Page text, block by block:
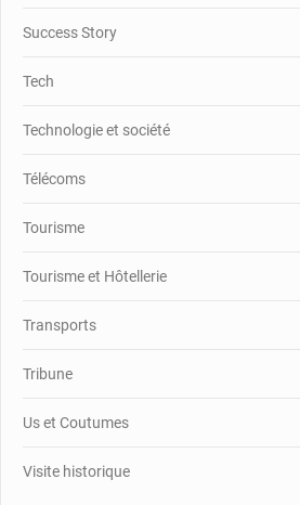
Success Story
Tech
Technologie et société
Télécoms
Tourisme
Tourisme et Hôtellerie
Transports
Tribune
Us et Coutumes
Visite historique